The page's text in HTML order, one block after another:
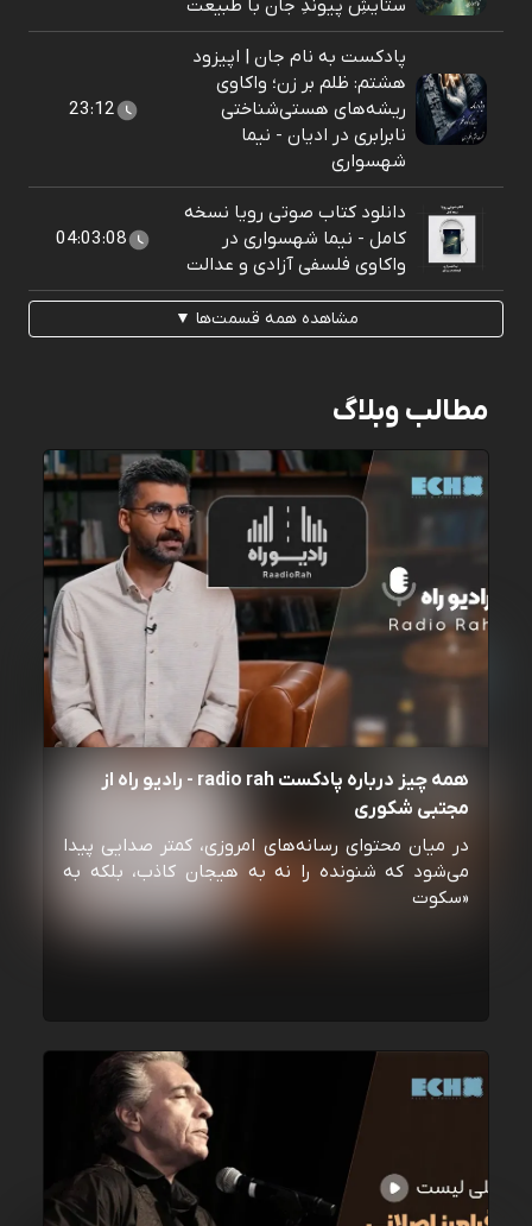
ستایشِ پیوندِ جان با طبیعت
پادکست به نام جان | اپیزود
هشتم: ظلم بر زن؛ واکاوی
ریشه‌های هستی‌شناختی
نابرابری در ادیان - نیما
شهسواری
23:12
دانلود کتاب صوتی رویا نسخه
کامل - نیما شهسواری در
واکاوی فلسفی آزادی و عدالت
04:03:08
مشاهده همه قسمت‌ها ▼
مطالب وبلاگ
همه چیز درباره پادکست radio rah - رادیو راه از
مجتبی شکوری
در میان محتوای رسانه‌های امروزی، کمتر صدایی پیدا
می‌شود که شنونده را نه به هیجان کاذب، بلکه به
«سکوت